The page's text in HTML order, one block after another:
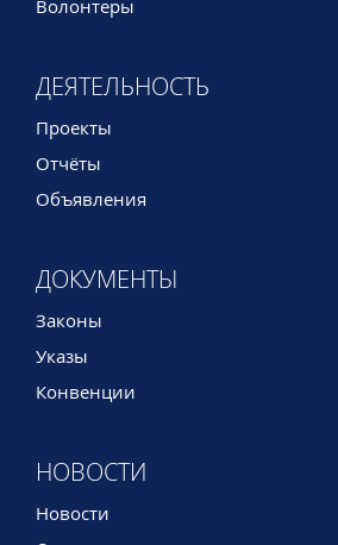
Волонтеры
ДЕЯТЕЛЬНОСТЬ
Проекты
Отчёты
Объявления
ДОКУМЕНТЫ
Законы
Указы
Конвенции
НОВОСТИ
Новости